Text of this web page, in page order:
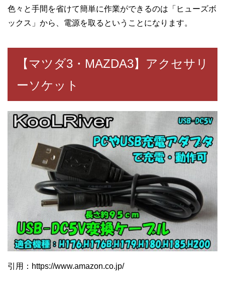
色々と手間を省けて簡単に作業ができるのは「ヒューズボ
ックス」から、電源を取るということになります。
【マツダ3・MAZDA3】アクセサリ
ーソケット
引用：https://www.amazon.co.jp/